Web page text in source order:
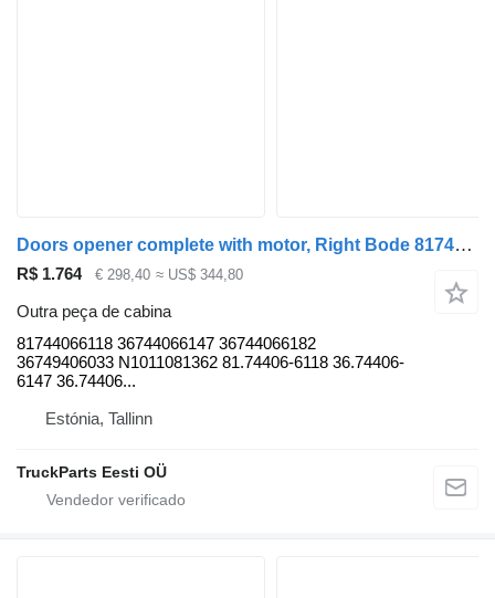
Doors opener complete with motor, Right Bode 81744066118 para autocarro MAN LIONS CITY (01.04-)
R$ 1.764 € 298,40 ≈ US$ 344,80
Outra peça de cabina
81744066118 36744066147 36744066182
36749406033 N1011081362 81.74406-6118 36.74406-
6147 36.74406...
Estónia, Tallinn
TruckParts Eesti OÜ